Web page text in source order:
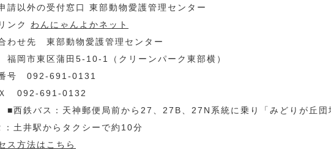
請以外の受付窓口 東部動物愛護管理センター
ンク わんにゃんよかネット
わせ先 東部動物愛護管理センター
岡市東区蒲田5-10-1（クリーンパーク東部横）
号 092-691-0131
092-691-0132
西鉄バス：天神郵便局前から27、27B、27N系統に乗り「みどりが丘
：土井駅からタクシーで約10分
ス方法はこちら